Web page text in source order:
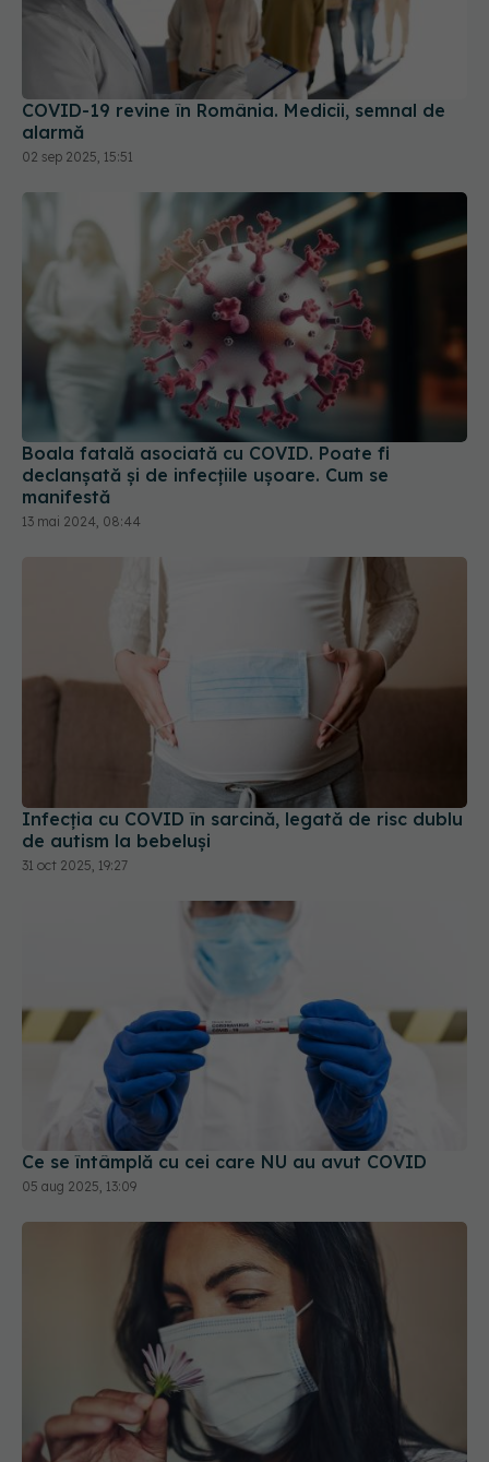
COVID-19 revine în România. Medicii, semnal de
02 sep 2025, 15:51
Boala fatală asociată cu COVID. Poate fi
declanșată și de infecțiile ușoare. Cum se
manifestă
13 mai 2024, 08:44
Infecția cu COVID în sarcină, legată de risc dublu
de autism la bebeluși
31 oct 2025, 19:27
Ce se întâmplă cu cei care NU au avut COVID
05 aug 2025, 13:09
De ce persistă pierderea gustului după COVID
chiar și după mult timp?